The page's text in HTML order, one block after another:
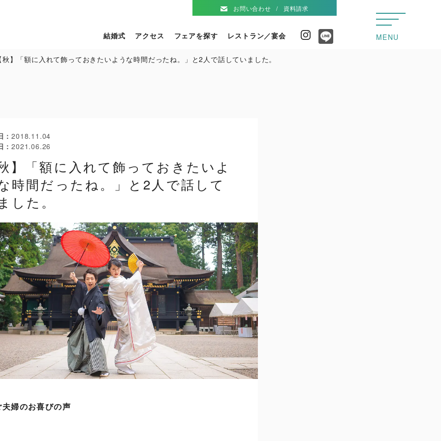
お問い合わせ 資料請求
結婚式 アクセス フェアを探す レストラン／宴会 Instagram MENU
秋】「額に入れて飾っておきたいような時間だったね。」と2人で話していました。
2018.11.04
2021.06.26
】「額に入れて飾っておきたいよ
時間だったね。」と2人で話して
した。
夫婦のお喜びの声